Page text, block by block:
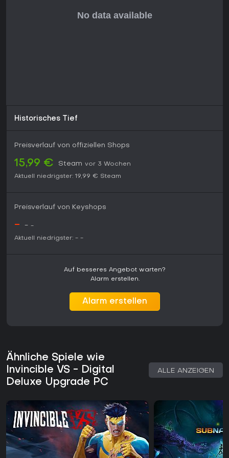
Fighting-Game-Veteranen als auch Kenner der Vorlage an.
Historisches Tief
Preisverlauf von offiziellen Shops
15,99 € Steam vor 3 Wochen
Aktuell niedrigster: 19,99 € Steam
Preisverlauf von Keyshops
- - -
Aktuell niedrigster: - -
Auf besseres Angebot warten?
Alarm erstellen.
Alarm erstellen
Ähnliche Spiele wie
Invincible VS - Digital
Deluxe Upgrade PC
ALLE ANZEIGEN